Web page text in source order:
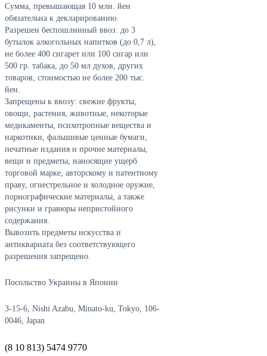
Сумма, превышающая 10 млн. йен
обязательна к декларированию.
Разрешен беспошлинный ввоз: до 3
бутылок алкогольных напитков (до 0,7 л),
не более 400 сигарет или 100 сигар или
500 гр. табака, до 50 мл духов, других
товаров, стоимостью не более 200 тыс.
йен.
Запрещены к ввозу: свежие фрукты,
овощи, растения, животные, некоторые
медикаменты, психотропные вещества и
наркотики, фальшивые ценные бумаги,
печатные издания и прочие материалы,
вещи и предметы, наносящие ущерб
торговой марке, авторскому и патентному
праву, огнестрельное и холодное оружие,
порнографические материалы, а также
рисунки и гравюры непристойного
содержания.
Вывозить предметы искусства и
антиквариата без соответствующего
разрешения запрещено.
Посольство Украины в Японии
3-15-6, Nishi Azabu, Minato-ku, Tokyo, 106-
0046, Japan
(8 10 813) 5474 9770